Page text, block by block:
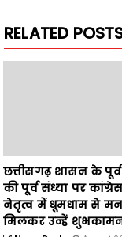
नेतृत्व में धूमधाम से
मिलकर उन्हें
News Desk August